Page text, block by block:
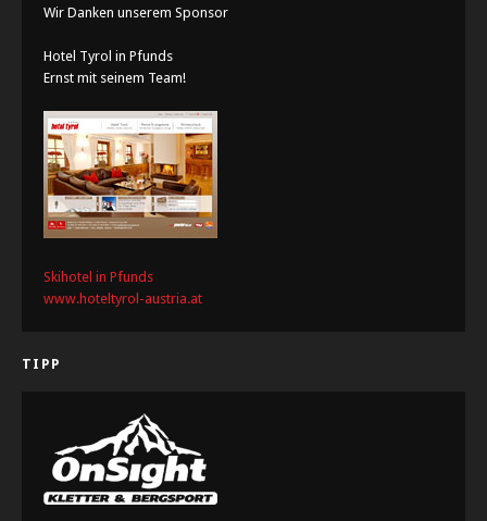
Wir Danken unserem Sponsor
Hotel Tyrol in Pfunds
Ernst mit seinem Team!
Skihotel in Pfunds
www.hoteltyrol-austria.at
TIPP